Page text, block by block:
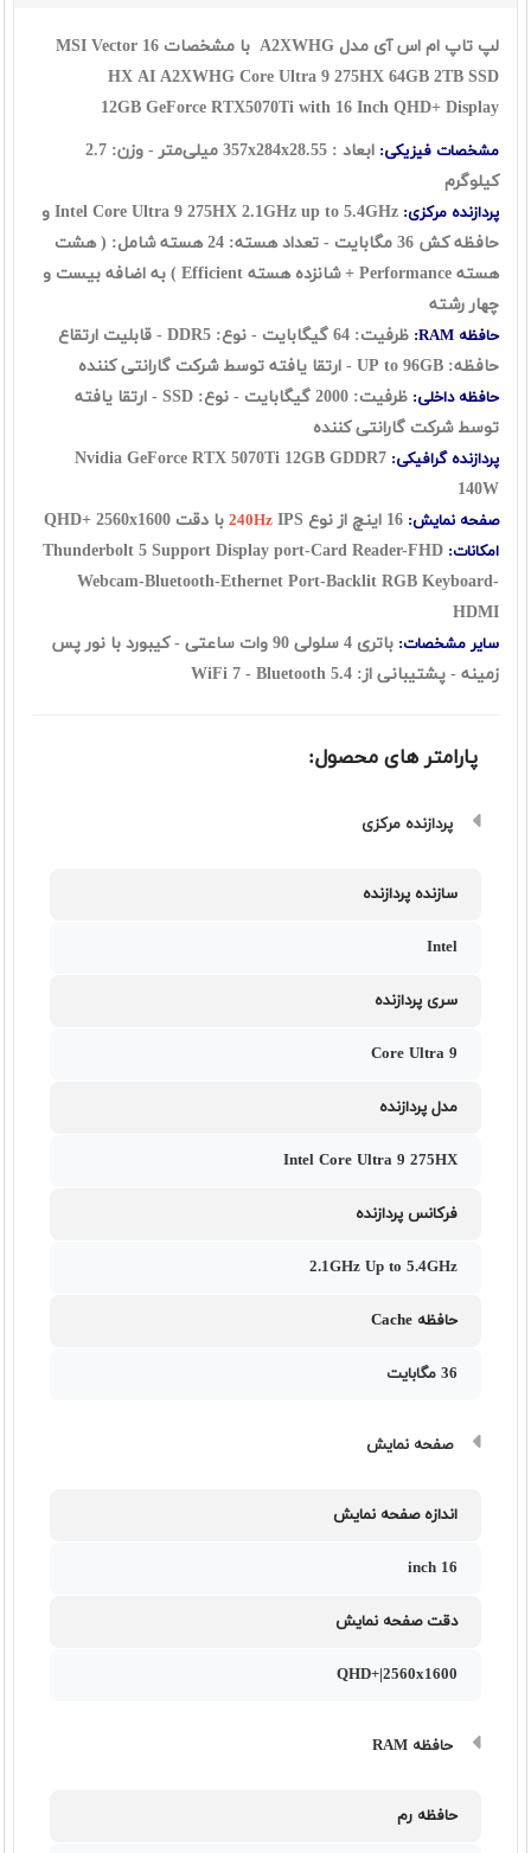
لپ تاپ ام اس آی مدل A2XWHG با مشخصات MSI Vector 16
HX AI A2XWHG Core Ultra 9 275HX 64GB 2TB SSD
12GB GeForce RTX5070Ti with 16 Inch QHD+ Display
مشخصات فیزیکی: ابعاد : 357x 284x28.55
میلی‌متر - وزن: 2.7
کیلوگرم
پردازنده مرکزی:
Intel Core Ultra 9 275HX 2.1GHz up to 5.4GHz و
حافظه کش 36 مگابایت - تعداد هسته: 24 هسته شامل: ( هشت
هسته Performance + شانزده هسته Efficient ) به اضافه بیست و
چهار رشته
حافظه RAM:
ظرفیت: 64 گیگابایت - نوع: DDR5 - قابلیت ارتقاع
حافظه: UP to 96GB - ارتقا یافته توسط شرکت گارانتی کننده
حافظه داخلی:
ظرفیت: 2000 گیگابایت - نوع: SSD - ارتقا یافته
توسط شرکت گارانتی کننده
پردازنده گرافیکی: Nvidia GeForce RTX 5070Ti 12GB GDDR7
140W
صفحه نمایش: 240Hz IPS با دقت QHD+ 2560x1600
امکانات: Thunderbolt 5 Support Display port-Card Reader-FHD
Webcam-Bluetooth-Ethernet Port-Backlit RGB Keyboard-
HDMI
سایر مشخصات:
باتری 4 سلولی 90 وات ساعتی - کیبورد با نور پس
زمینه - پشتیبانی از: WiFi 7 - Bluetooth 5.4
پارامتر های محصول:
پردازنده مرکزی
سازنده پردازنده
Intel
سری پردازنده
Core Ultra 9
مدل پردازنده
Intel Core Ultra 9 275HX
فرکانس پردازنده
2.1GHz Up to 5.4GHz
حافظه Cache
36 مگابایت
صفحه نمایش
اندازه صفحه نمایش
16 inch
دقت صفحه نمایش
QHD+|2560x1600
حافظه RAM
حافظه رم